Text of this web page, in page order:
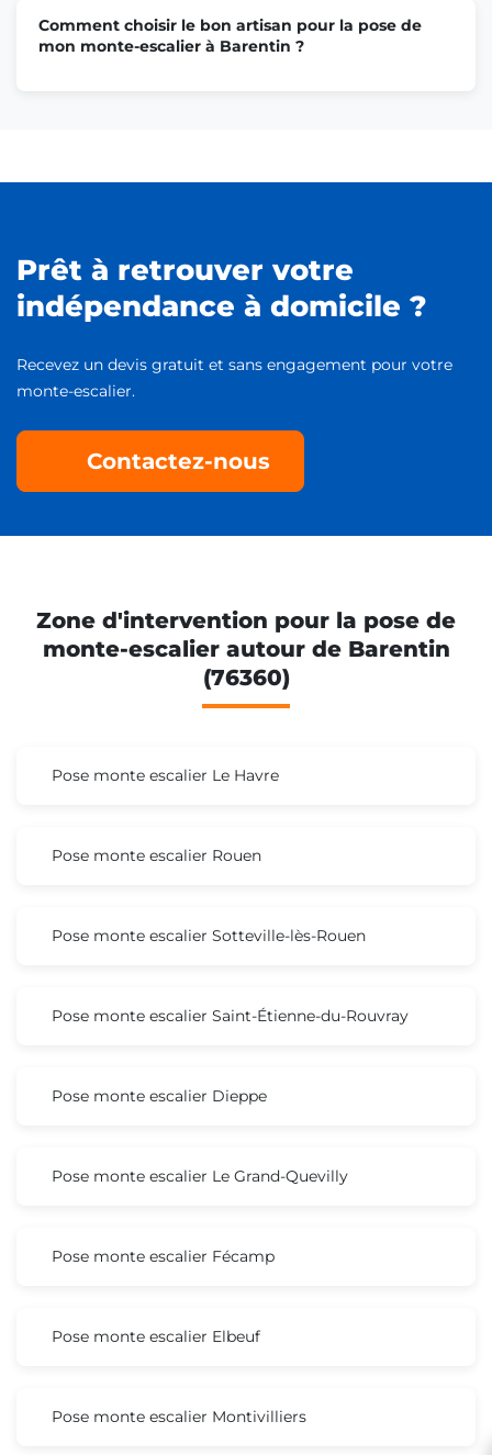
Comment choisir le bon artisan pour la pose de
mon monte-escalier à Barentin ?
Prêt à retrouver votre
indépendance à domicile ?
Recevez un devis gratuit et sans engagement pour votre
monte-escalier.
Contactez-nous
Zone d'intervention pour la pose de
monte-escalier autour de Barentin
(76360)
Pose monte escalier Le Havre
Pose monte escalier Rouen
Pose monte escalier Sotteville-lès-Rouen
Pose monte escalier Saint-Étienne-du-Rouvray
Pose monte escalier Dieppe
Pose monte escalier Le Grand-Quevilly
Pose monte escalier Fécamp
Pose monte escalier Elbeuf
Pose monte escalier Montivilliers